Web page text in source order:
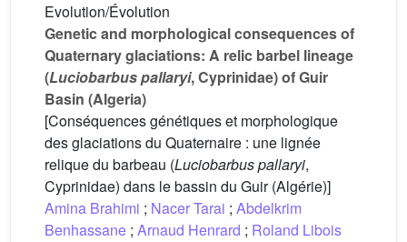
Evolution/Évolution
Genetic and morphological consequences of
Quaternary glaciations: A relic barbel lineage
(Luciobarbus pallaryi, Cyprinidae) of Guir
Basin (Algeria)
[Conséquences génétiques et morphologique
des glaciations du Quaternaire : une lignée
relique du barbeau (Luciobarbus pallaryi,
Cyprinidae) dans le bassin du Guir (Algérie)]
Amina Brahimi ; Nacer Tarai ; Abdelkrim
Benhassane ; Arnaud Henrard ; Roland Libois